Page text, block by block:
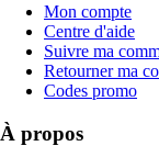
Mon compte
Centre d'aide
Suivre ma
Retourner ma
Codes promo
À propos